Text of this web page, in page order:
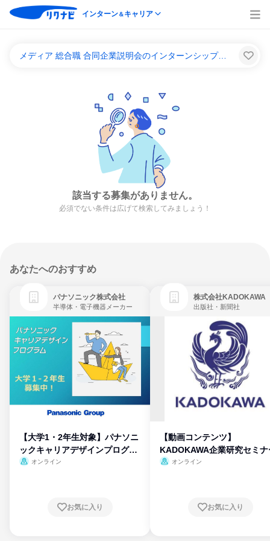
インターン＆キャリア
メディア 総合職 合同企業説明会のインターンシップ＆キャリア一覧
該当する募集がありません。
必須でない条件は広げて検索してみましょう！
あなたへのおすすめ
パナソニック株式会社
半導体・電子機器メーカー
【大学1・2年生対象】パナソニ
ックキャリアデザインプログラ
ム
オンライン
お気に入り
株式会社KADOKAWA
出版社・新聞社
【動画コンテンツ】
KADOKAWA企業研究セミナ
オンライン
お気に入り